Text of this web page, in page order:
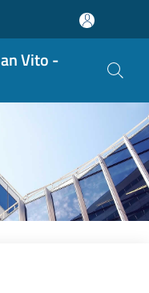
Vito -